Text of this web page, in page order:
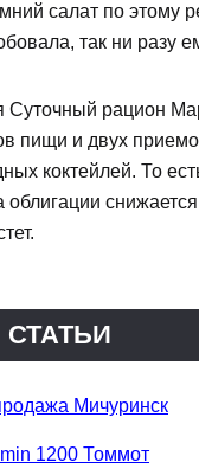
салат по этому
так ни разу
Суточный рацион
пищи и двух
коктейлей. То
Мичуринск
1200 Томмот